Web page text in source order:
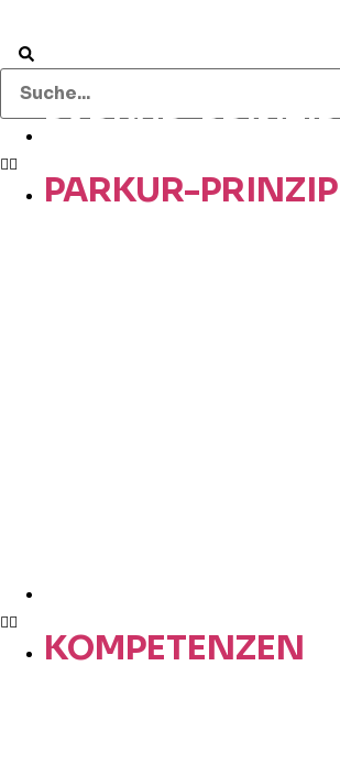
PARKUR-PRINZIP
PARKUR-PRINZIP
KOMPETENZEN